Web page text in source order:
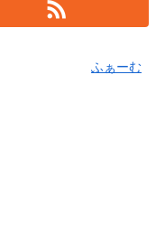
ふぁーむ